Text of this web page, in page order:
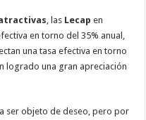
, las Lecapen
en torno del 35% anual,
una tasa efectiva en torno
logrado una gran apreciación
ser objeto de deseo, pero por